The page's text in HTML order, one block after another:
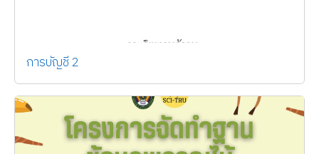
การบัญชี 2